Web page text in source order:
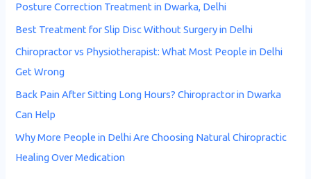
Posture Correction Treatment in Dwarka, Delhi
Best Treatment for Slip Disc Without Surgery in Delhi
Chiropractor vs Physiotherapist: What Most People in Delhi
Get Wrong
Back Pain After Sitting Long Hours? Chiropractor in Dwarka
Can Help
Why More People in Delhi Are Choosing Natural Chiropractic
Healing Over Medication